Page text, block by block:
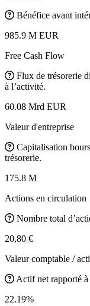
Bénéfice avant
985.9 M EUR
Free Cash Flow
Flux de trésorerie
à l’activité.
60.08 Mrd EUR
Valeur d'entreprise
Capitalisation
trésorerie.
175.8 M
Actions en circulation
Nombre total
20,80 €
Valeur comptable /
Actif net rapporté
22.19%